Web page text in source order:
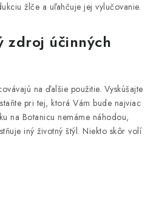
žlče a uľahčuje jej vylučovanie.
účinných
na ďalšie použitie. Vyskúšajte
pri tej, ktorá Vám bude najviac
na Botanicu nemáme náhodou,
iný životný štýl. Niekto skôr volí